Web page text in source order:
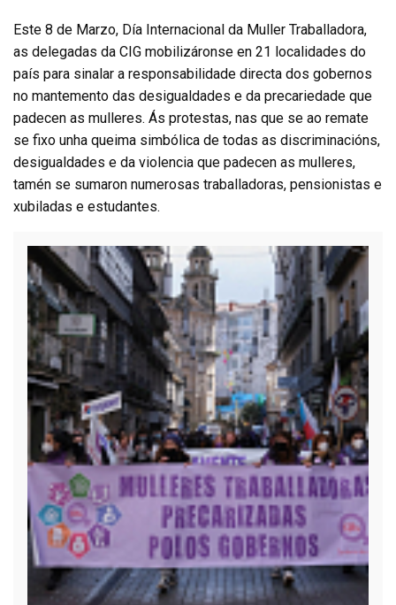
Este 8 de Marzo, Día Internacional da Muller Traballadora,
as delegadas da CIG mobilizáronse en 21 localidades do
país para sinalar a responsabilidade directa dos gobernos
no mantemento das desigualdades e da precariedade que
padecen as mulleres. Ás protestas, nas que se ao remate
se fixo unha queima simbólica de todas as discriminacións,
desigualdades e da violencia que padecen as mulleres,
tamén se sumaron numerosas traballadoras, pensionistas e
xubiladas e estudantes.